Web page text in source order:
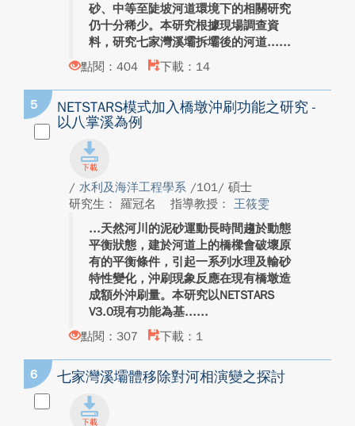
砂、中等至陡坡河道環境下的相關研究
仍十分稀少。本研究根據現場調查資
料，研究七家灣溪壩拆壩後的河道...
點閱：404
下載：14
5
NETSTARS模式加入橋墩沖刷功能之研究 -
以八掌溪為例
/ 水利及海洋工程學系 /101/ 碩士
研究生： 羅冠名
指導教授： 王筱雯
天然河川的泥砂運動長時間趨於動態
平衡狀態，建於河道上的橋樑會破壞原
有的平衡條件，引起一系列水理及輸砂
特性變化，沖刷現象反應在現有橋墩造
成額外沖刷量。本研究以NETSTARS
V3.0現有功能為基...
點閱：307
下載：1
6 七家灣溪壩體移除對河相演變之探討